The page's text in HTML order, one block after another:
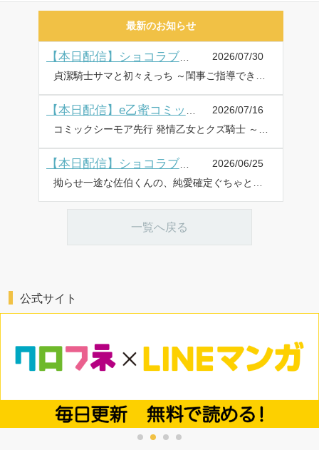
最新のお知らせ
2026/07/30
2026/07/16
2026/06/25
一覧へ戻る
公式サイト